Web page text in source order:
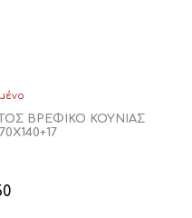
ΒΡΕΦΙΚΟ ΚΟΥΝΙΑΣ